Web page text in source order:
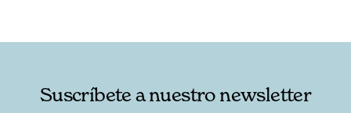
Suscríbete a nuestro newsletter